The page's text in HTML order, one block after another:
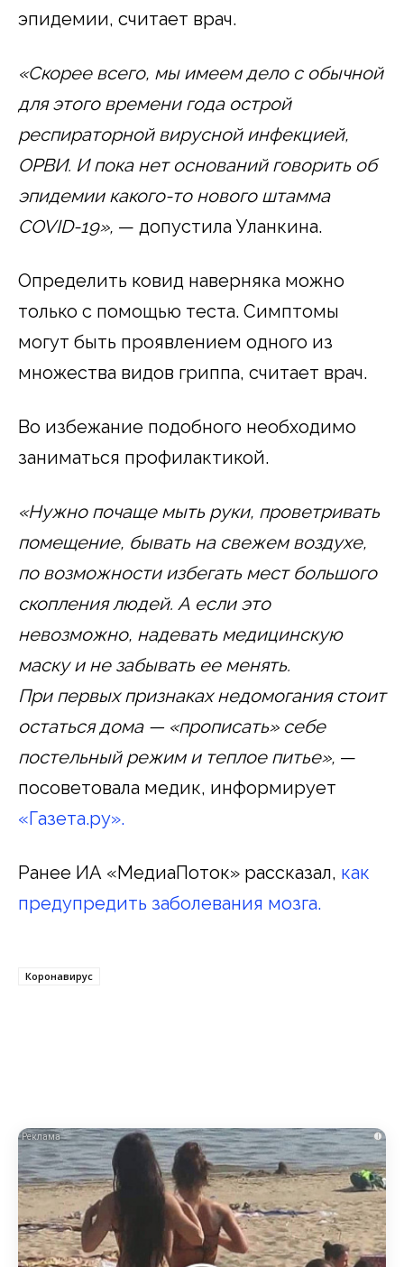
эпидемии, считает врач.
«Скорее всего, мы имеем дело с обычной
для этого времени года острой
респираторной вирусной инфекцией,
ОРВИ. И пока нет оснований говорить об
эпидемии какого-то нового штамма
COVID-19», — допустила Уланкина.
Определить ковид наверняка можно
только с помощью теста. Симптомы
могут быть проявлением одного из
множества видов гриппа, считает врач.
Во избежание подобного необходимо
заниматься профилактикой.
«Нужно почаще мыть руки, проветривать
помещение, бывать на свежем воздухе,
по возможности избегать мест большого
скопления людей. А если это
невозможно, надевать медицинскую
маску и не забывать ее менять.
При первых признаках недомогания стоит
остаться дома — «прописать» себе
постельный режим и теплое питье», —
посоветовала медик, информирует
«Газета.ру».
Ранее ИА «МедиаПоток» рассказал, как
предупредить заболевания мозга.
Коронавирус
i